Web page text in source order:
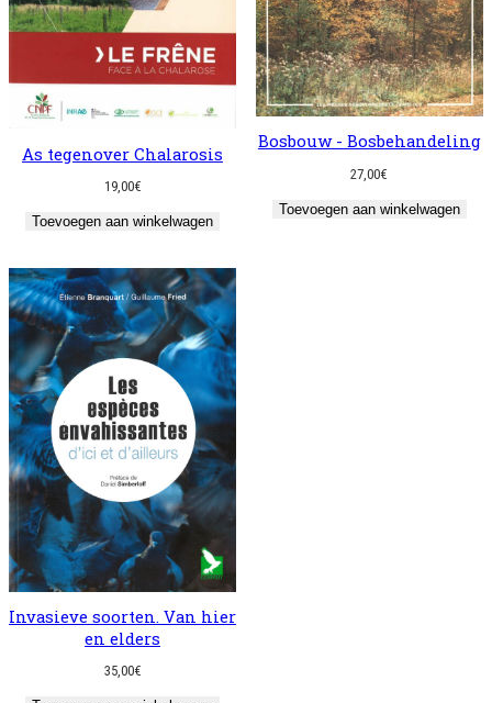
As tegenover Chalarosis
19,00€
Toevoegen aan winkelwagen
Bosbouw - Bosbehandeling
27,00€
Toevoegen aan winkelwagen
Invasieve soorten. Van hier
en elders
35,00€